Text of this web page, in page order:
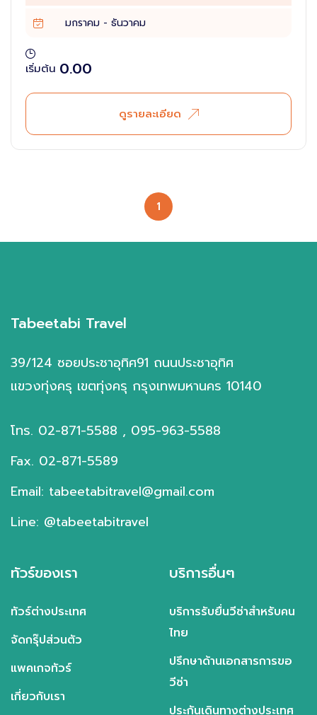
สิงคโปร์
จอร์เจีย
เกาหลี
มกราคม - ธันวาคม
เริ่มต้น 0.00
ดูรายละเอียด
1
Tabeetabi Travel
39/124 ซอยประชาอุทิศ91 ถนนประชาอุทิศ
แขวงทุ่งครุ เขตทุ่งครุ กรุงเทพมหานคร 10140
โทร. 02-871-5588 , 095-963-5588
Fax. 02-871-5589
Email: tabeetabitravel@gmail.com
Line: @tabeetabitravel
ทัวร์ของเรา
ทัวร์ต่างประเทศ
จัดกรุ๊ปส่วนตัว
แพคเกจทัวร์
เกี่ยวกับเรา
บริการอื่นๆ
บริการรับยื่นวีซ่าสำหรับคน
ไทย
ปรึกษาด้านเอกสารการขอ
วีซ่า
ประกันเดินทางต่างประเทศ